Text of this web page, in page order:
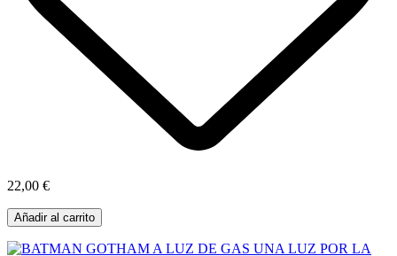
22,00 €
Añadir al carrito